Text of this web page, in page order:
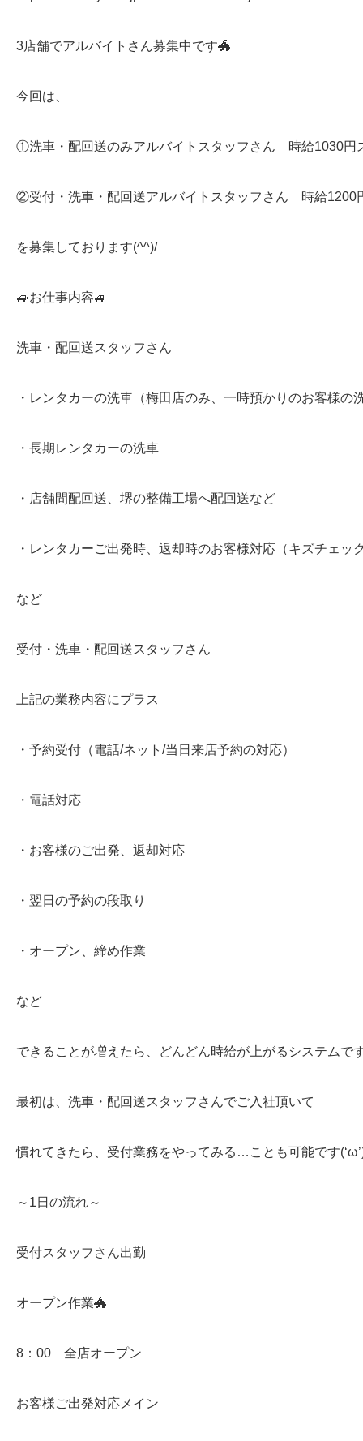
3店舗でアルバイトさん募集中です🐲
今回は、
①洗車・配回送のみアルバイトスタッフさん 時給1030円
②受付・洗車・配回送アルバイトスタッフさん 時給1200
を募集しております(^^)/
🚙お仕事内容🚙
洗車・配回送スタッフさん
・レンタカーの洗車（梅田店のみ、一時預かりのお客様の
・長期レンタカーの洗車
・店舗間配回送、堺の整備工場へ配回送など
・レンタカーご出発時、返却時のお客様対応（キズチェッ
など
受付・洗車・配回送スタッフさん
上記の業務内容にプラス
・予約受付（電話/ネット/当日来店予約の対応）
・電話対応
・お客様のご出発、返却対応
・翌日の予約の段取り
・オープン、締め作業
など
できることが増えたら、どんどん時給が上がるシステムで
最初は、洗車・配回送スタッフさんでご入社頂いて
慣れてきたら、受付業務をやってみる…ことも可能です
～1日の流れ～
受付スタッフさん出勤
オープン作業🐲
8：00 全店オープン
お客様ご出発対応メイン